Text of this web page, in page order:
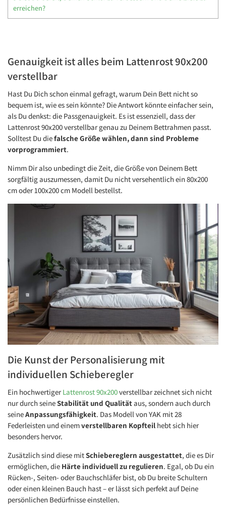
erreichen?
Genauigkeit ist alles beim Lattenrost 90x200
verstellbar
Hast Du Dich schon einmal gefragt, warum Dein Bett nicht so
bequem ist, wie es sein könnte? Die Antwort könnte einfacher sein,
als Du denkst: die Passgenauigkeit. Es ist essenziell, dass der
Lattenrost 90x200 verstellbar genau zu Deinem Bettrahmen passt.
Solltest Du diefalsche Größe wählen, dann sind Probleme
vorprogrammiert.
Nimm Dir also unbedingt die Zeit, die Größe von Deinem Bett
sorgfältig auszumessen, damit Du nicht versehentlich ein 80x200
cm oder 100x200 cm Modell bestellst.
Die Kunst der Personalisierung mit
individuellen Schieberegler
Ein hochwertiger Lattenrost 90x200verstellbar zeichnet sich nicht
nur durch seineStabilität und Qualitätaus, sondern auch durch
seineAnpassungsfähigkeit. Das Modell von YAK mit 28
Federleisten und einemverstellbaren Kopfteil hebt sich hier
besonders hervor.
Zusätzlich sind diese mitSchiebereglern ausgestattet, die es Dir
ermöglichen, die Härte individuell zu regulieren. Egal, ob Du ein
Rücken-, Seiten- oder Bauchschläfer bist, ob Du breite Schultern
oder einen kleinen Bauch hast – er lässt sich perfekt auf Deine
persönlichen Bedürfnisse einstellen.